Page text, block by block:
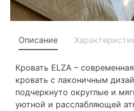
Описание
Кровать ELZA –
кровать с лаконичным
подчеркнуто округлые и
уютной и расслабляющей